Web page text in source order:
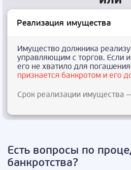
Реализация имущества
Имущество должника
управляющим с торгов. Если
его не хватило для
признается банкротом и его
Срок реализации имущества
Есть вопросы по
банкротства?